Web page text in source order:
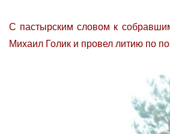
С пастырским словом к
Михаил Голик и провел литию по